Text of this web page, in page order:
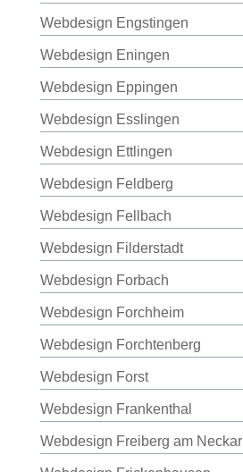
Webdesign Engstingen
Webdesign Eningen
Webdesign Eppingen
Webdesign Esslingen
Webdesign Ettlingen
Webdesign Feldberg
Webdesign Fellbach
Webdesign Filderstadt
Webdesign Forbach
Webdesign Forchheim
Webdesign Forchtenberg
Webdesign Forst
Webdesign Frankenthal
Webdesign Freiberg am Neckar